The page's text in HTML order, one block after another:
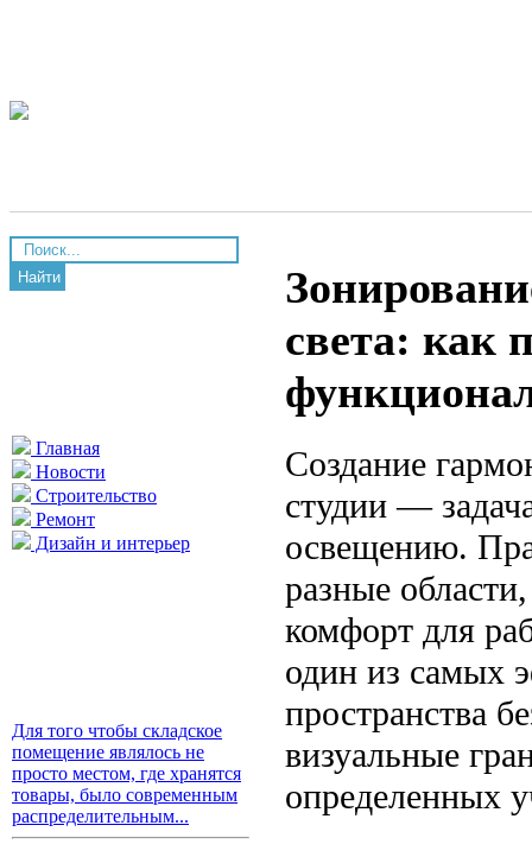
Найти
Главная
Новости
Строительство
Ремонт
Дизайн и интерьер
Для того чтобы складское
помещение являлось не
просто местом, где хранятся
товары, было современным
распределительным...
света: как
Создание
студии —
освещению.
разные
комфорт для
один из самых
пространства
визуальные
определенных